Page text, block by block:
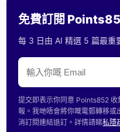
免費訂閱
每 3 日由 AI 精選 5 篇最重
提交即表示你同意 Points852
報。我哋唔會將你嘅電郵轉移或
消訂閱連結退訂。詳情請睇私隱